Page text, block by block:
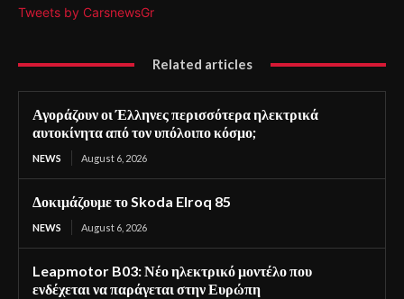
Tweets by CarsnewsGr
Related articles
Αγοράζουν οι Έλληνες περισσότερα ηλεκτρικά
αυτοκίνητα από τον υπόλοιπο κόσμο;
NEWS August 6, 2026
Δοκιμάζουμε το Skoda Elroq 85
NEWS August 6, 2026
Leapmotor B03: Νέο ηλεκτρικό μοντέλο που
ενδέχεται να παράγεται στην Ευρώπη